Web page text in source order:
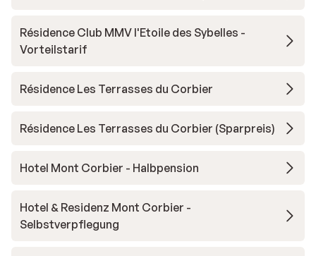
Résidence Club MMV l'Etoile des Sybelles -
Vorteilstarif
Résidence Les Terrasses du Corbier
Résidence Les Terrasses du Corbier (Sparpreis)
Hotel Mont Corbier - Halbpension
Hotel & Residenz Mont Corbier -
Selbstverpflegung